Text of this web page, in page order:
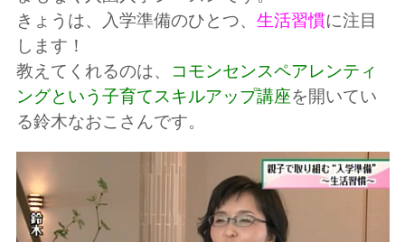
きょうは、入学準備のひとつ、 生活習慣に注目
します！
教えてくれるのは、
コモンセンスペアレンティ
ングという子育てスキルアップ講座を開いてい
る鈴木なおこさんです。